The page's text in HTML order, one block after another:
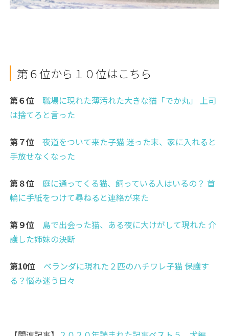
第６位から１０位はこちら
第６位
職場に現れた薄汚れた大きな猫「でか丸」 上司
は捨てろと言った
第７位
夜道をついて来た子猫 迷った末、家に入れると
手放せなくなった
第８位
庭に通ってくる猫、飼っている人はいるの？ 首
輪に手紙をつけて尋ねると連絡が来た
第９位
島で出会った猫、ある夜に大けがして現れた 介
護した姉妹の決断
第10位
ベランダに現れた２匹のハチワレ子猫 保護す
る？悩み迷う日々